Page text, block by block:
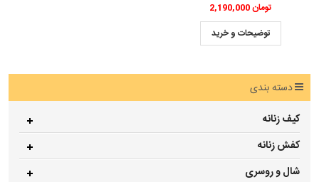
2,190,000 تومان
توضیحات و خرید
دسته بندی
کیف زنانه
کفش زنانه
شال و روسری